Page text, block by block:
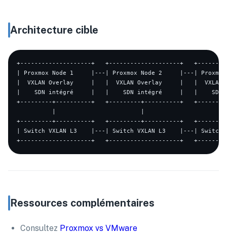
Architecture cible
+--------------------+   +--------------------+
| Proxmox Node 1     |---| Proxmox Node 2     |---|
|  VXLAN Overlay     |   |  VXLAN Overlay     |   |
|    SDN intégré     |   |    SDN intégré     |   |
+---------+----------+   +---------+----------+
+---------+----------+   +---------+----------+
| Switch VXLAN L3    |---| Switch VXLAN L3    |---| Switch
Ressources complémentaires
Consultez Proxmox vs VMware